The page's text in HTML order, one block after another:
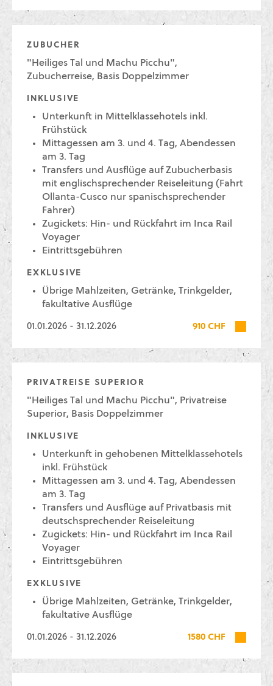
ZUBUCHER
"Heiliges Tal und Machu Picchu",
Zubucherreise, Basis Doppelzimmer
INKLUSIVE
Unterkunft in Mittelklassehotels inkl.
Frühstück
Mittagessen am 3. und 4. Tag, Abendessen
am 3. Tag
Transfers und Ausflüge auf Zubucherbasis
mit englischsprechender Reiseleitung (Fahrt
Ollanta-Cusco nur spanischsprechender
Fahrer)
Zugickets: Hin- und Rückfahrt im Inca Rail
Voyager
Eintrittsgebühren
EXKLUSIVE
Übrige Mahlzeiten, Getränke, Trinkgelder,
fakultative Ausflüge
01.01.2026 - 31.12.2026 910 CHF
PRIVATREISE SUPERIOR
"Heiliges Tal und Machu Picchu", Privatreise
Superior, Basis Doppelzimmer
INKLUSIVE
Unterkunft in gehobenen Mittelklassehotels
inkl. Frühstück
Mittagessen am 3. und 4. Tag, Abendessen
am 3. Tag
Transfers und Ausflüge auf Privatbasis mit
deutschsprechender Reiseleitung
Zugickets: Hin- und Rückfahrt im Inca Rail
Voyager
Eintrittsgebühren
EXKLUSIVE
Übrige Mahlzeiten, Getränke, Trinkgelder,
fakultative Ausflüge
01.01.2026 - 31.12.2026 1580 CHF